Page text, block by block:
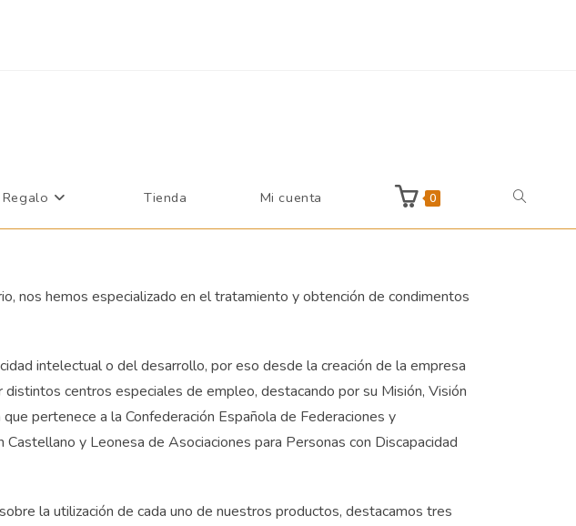
Tienda Mi cuenta 0
nos hemos especializado en el tratamiento y obtención de condimentos
intelectual o del desarrollo, por eso desde la creación de la empresa
centros especiales de empleo, destacando por su Misión, Visión
que pertenece a la Confederación Española de Federaciones y
y Leonesa de Asociaciones para Personas con Discapacidad
la utilización de cada uno de nuestros productos, destacamos tres